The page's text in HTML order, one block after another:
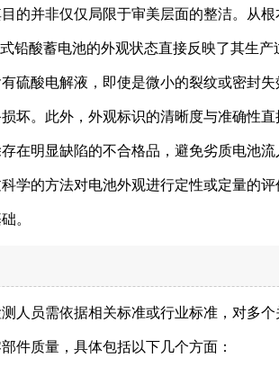
的并非仅仅局限于审美层面的整洁。从
铅酸蓄电池的外观状态直接反映了其生
硫酸电解液，即使是微小的裂纹或密封
坏。此外，外观标识的清晰度与准确性
在明显缺陷的不合格品，避免劣质电池流
学的方法对电池外观进行定性或定量的
。
人员需依据相关标准或行业标准，对多
件质量，具体包括以下几个方面：